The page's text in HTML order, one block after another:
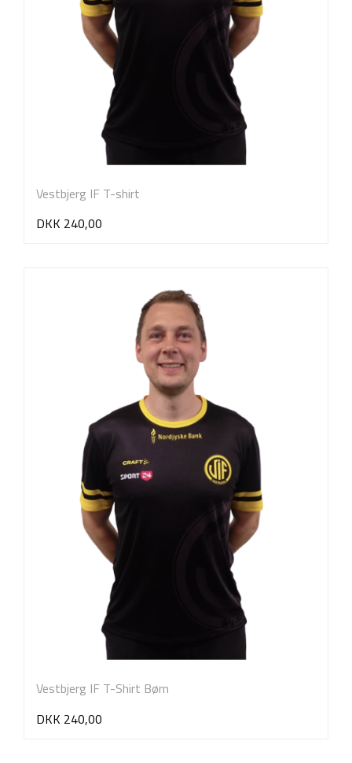
Vestbjerg IF T-shirt
DKK 240,00
Vestbjerg IF T-Shirt Børn
DKK 240,00